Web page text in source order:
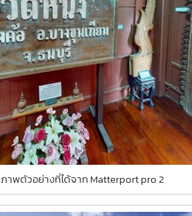
ภาพตัวอย่างที่ได้จาก Matterport pro 2